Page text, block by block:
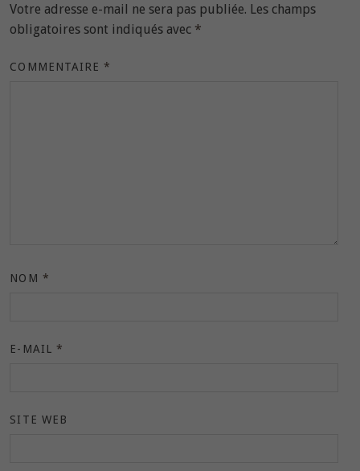
Votre adresse e-mail ne sera pas publiée. Les champs
obligatoires sont indiqués avec *
COMMENTAIRE*
NOM *
E-MAIL *
SITE WEB